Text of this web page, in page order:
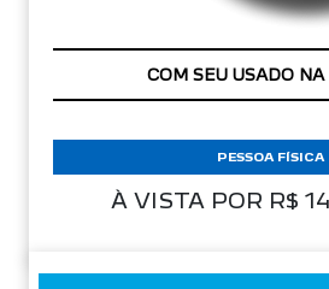
IPVA GRÁTIS
À VISTA POR R$
PESSOA FÍSICA